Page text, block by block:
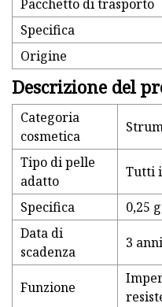
Pacchetto di trasporto
Specifica
Origine
Descrizione del
Categoria
cosmetica
Tipo di pelle
adatto
Tutti
Specifica
0,25 g
Data di
scadenza
3 anni
Funzione